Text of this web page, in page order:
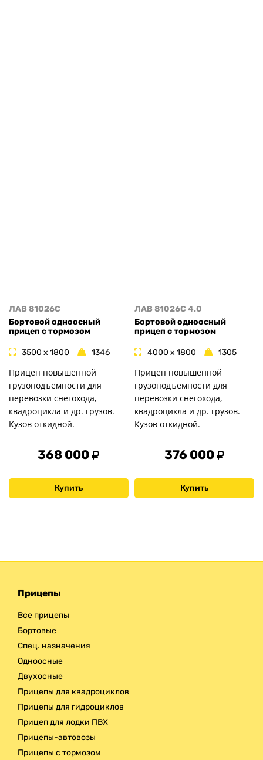
ЛАВ 81026C
Бортовой одноосный
прицеп с тормозом
3500 x 1800 1346
Прицеп повышенной
грузоподъёмности для
перевозки снегохода,
квадроцикла и др. грузов.
Кузов откидной.
368 000
Купить
ЛАВ 81026C 4.0
Бортовой одноосный
прицеп с тормозом
4000 x 1800 1305
Прицеп повышенной
грузоподъёмности для
перевозки снегохода,
квадроцикла и др. грузов.
Кузов откидной.
376 000
Купить
Прицепы
Все прицепы
Бортовые
Спец. назначения
Одноосные
Двухосные
Прицепы для квадроциклов
Прицепы для гидроциклов
Прицеп для лодки ПВХ
Прицепы-автовозы
Прицепы с тормозом